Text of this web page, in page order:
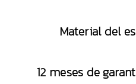
Material del
12 meses de